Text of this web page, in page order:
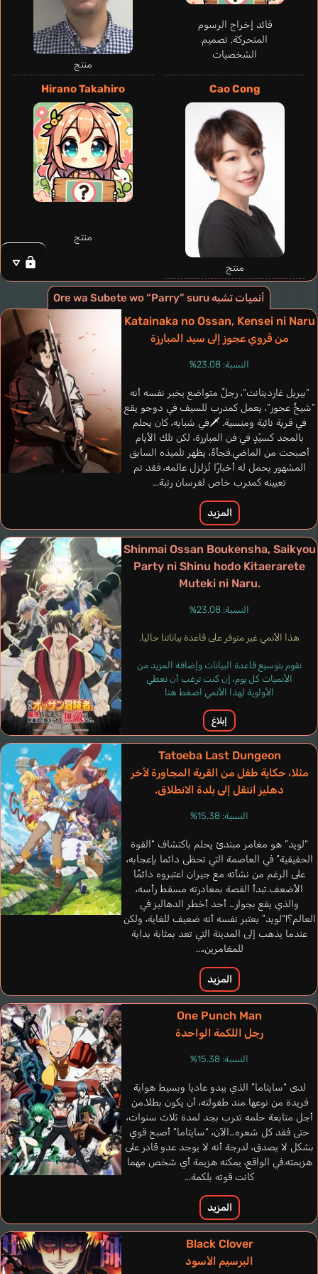
قائد إخراج الرسوم
المتحركة, تصميم
الشخصيات
منتج
Cao Cong
منتج
Hirano Takahiro
منتج
Noble Adam
إنجليزي
Ringelheim
Aurélien
فرنسي
Clays Rein
Terashima Junta
Hayes Houston
إنجليزي
Minon Quentin
Ootomari Takaki
إنجليزي
Dubois Michael
فرنسي
Dandalg
Miyake Kenta
Gremillion John
إنجليزي
Spinhayer Martin
فرنسي
Bifu Hitoshi
أنميات تشبه Ore wa Subete wo “Parry” suru
Katainaka no Ossan, Kensei ni Naru
من قروي عجوز إلى سيد المبارزة
النسبة: 23.08%
“بيريل غاردينانت“، رجلٌ متواضع يخبر نفسه أنه
“شيخٌ عجوز“، يعمل كمدرب للسيف في دوجو يقع
في قرية نائية ومنسية. 🗡️في شبابه، كان يحلم
بالمجد كسيّدٍ في فن المبارزة، لكن تلك الأيام
أصبحت من الماضي.فجأةً، يظهر تلميذه السابق
المشهور يحمل له أخبارًا تُزلزل عالمه، فقد تم
تعيينه كمدرب خاص لفرسان رتبة...
المزيد
Shinmai Ossan Boukensha, Saikyou
Party ni Shinu hodo Kitaerarete
Muteki ni Naru.
النسبة: 23.08%
هذا الأنمي غير متوفر على قاعدة بياناتنا حاليا.
نقوم بتوسيع قاعدة البيانات وإضافة المزيد من
الأنميات كل يوم، إن كنت ترغب أن نعطي
الأولوية لهذا الأنمي اضغط هنا
إبلاغ
Tatoeba Last Dungeon
مثلا، حكاية طفل من القرية المجاورة لأخر
دهليز انتقل إلى بلدة الانطلاق.
النسبة: 15.38%
“لويد” هو مغامر مبتدئ يحلم باكتشاف “القوة
الحقيقية” في العاصمة التي تحظى دائما بإعجابه،
على الرغم من نشأته مع جيران اعتبروه دائمًا
الأضعف.تبدأ القصة بمغادرته مسقط رأسه،
والذي يقع بجوار… أحد أخطر الدهاليز في
العالم؟!“لويد” يعتبر نفسه أنه ضعيف للغاية، ولكن
عندما يذهب إلى المدينة التي تعد بمثابة بداية
للمغامرين،...
المزيد
One Punch Man
رجل اللكمة الواحدة
النسبة: 15.38%
لدى “سايتاما” الذي يبدو عاديا وبسيط هواية
فريدة من نوعها مند طفولته، أن يكون بطلا.من
أجل متابعة حلمه تدرب بجد لمدة ثلاث سنوات،
حتى فقد كل شعره…الآن، “سايتاما” أصبح قوي
بشكل لا يصدق، لدرجة أنه لا يوجد عدو قادر على
هزيمته.في الواقع، يمكنه هزيمة أي شخص مهما
كانت قوته بلكمة...
المزيد
Black Clover
البرسيم الأسود